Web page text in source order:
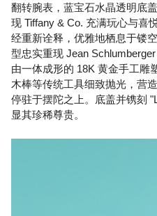
翻转腕表，蓝宝石水晶透明底
现 Tiffany & Co. 充满玩心与喜
经重新诠释，优雅地栖息于镂
型忠实重现 Jean
由一体成形的 18K 黄金手工雕
木棒等传统工具细致抛光，营
停驻于摆陀之上。底盖并镌刻
显其珍稀尊贵。